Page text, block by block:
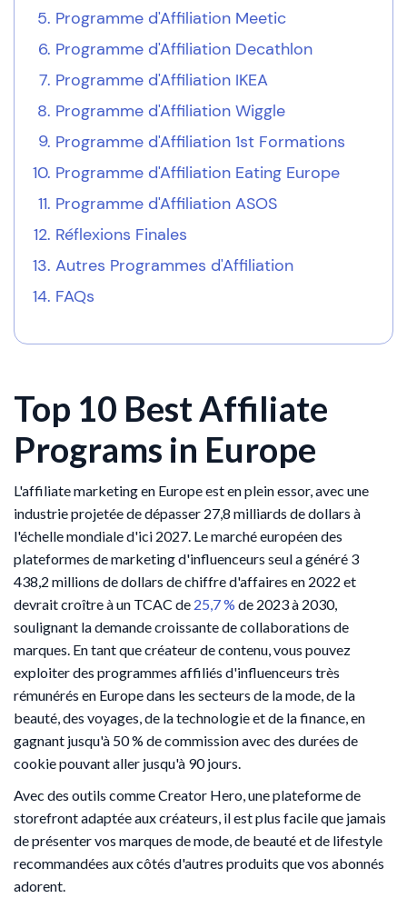
Programme d'Affiliation Meetic
Programme d'Affiliation Decathlon
Programme d'Affiliation IKEA
Programme d'Affiliation Wiggle
Programme d'Affiliation 1st Formations
Programme d'Affiliation Eating Europe
Programme d'Affiliation ASOS
Réflexions Finales
Autres Programmes d'Affiliation
FAQs
Top 10 Best Affiliate
Programs in Europe
L'affiliate marketing en Europe est en plein essor, avec une
industrie projetée de dépasser 27,8 milliards de dollars à
l'échelle mondiale d'ici 2027. Le marché européen des
plateformes de marketing d'influenceurs seul a généré 3
438,2 millions de dollars de chiffre d'affaires en 2022 et
devrait croître à un TCAC de 25,7 % de 2023 à 2030,
soulignant la demande croissante de collaborations de
marques. En tant que créateur de contenu, vous pouvez
exploiter des programmes affiliés d'influenceurs très
rémunérés en Europe dans les secteurs de la mode, de la
beauté, des voyages, de la technologie et de la finance, en
gagnant jusqu'à 50 % de commission avec des durées de
cookie pouvant aller jusqu'à 90 jours.
Avec des outils comme Creator Hero, une plateforme de
storefront adaptée aux créateurs, il est plus facile que jamais
de présenter vos marques de mode, de beauté et de lifestyle
recommandées aux côtés d'autres produits que vos abonnés
adorent.